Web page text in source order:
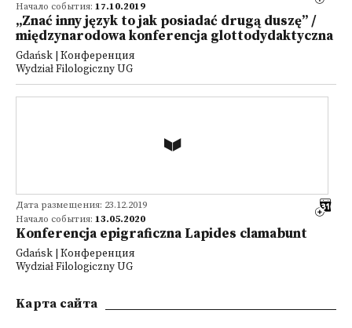
Начало события: 17.10.2019
„Znać inny język to jak posiadać drugą duszę” /
międzynarodowa konferencja glottodydaktyczna
Gdańsk | Конференция
Wydział Filologiczny UG
Дата размещения: 23.12.2019
Начало события: 13.05.2020
Konferencja epigraficzna Lapides clamabunt
Gdańsk | Конференция
Wydział Filologiczny UG
Kарта сайта